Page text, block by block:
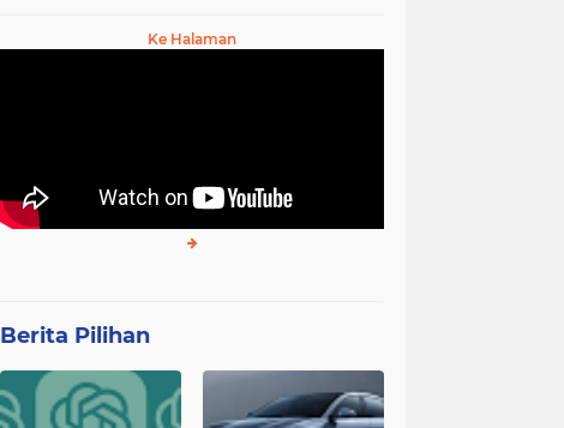
Ke Halaman
Berita Pilihan